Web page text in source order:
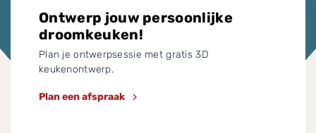
Ontwerp jouw persoonlijke
droomkeuken!
Plan je ontwerpsessie met gratis 3D
keukenontwerp.
Plan een afspraak